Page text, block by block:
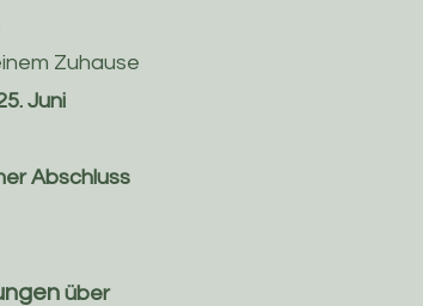
Zuhause
Juni
Abschluss
über